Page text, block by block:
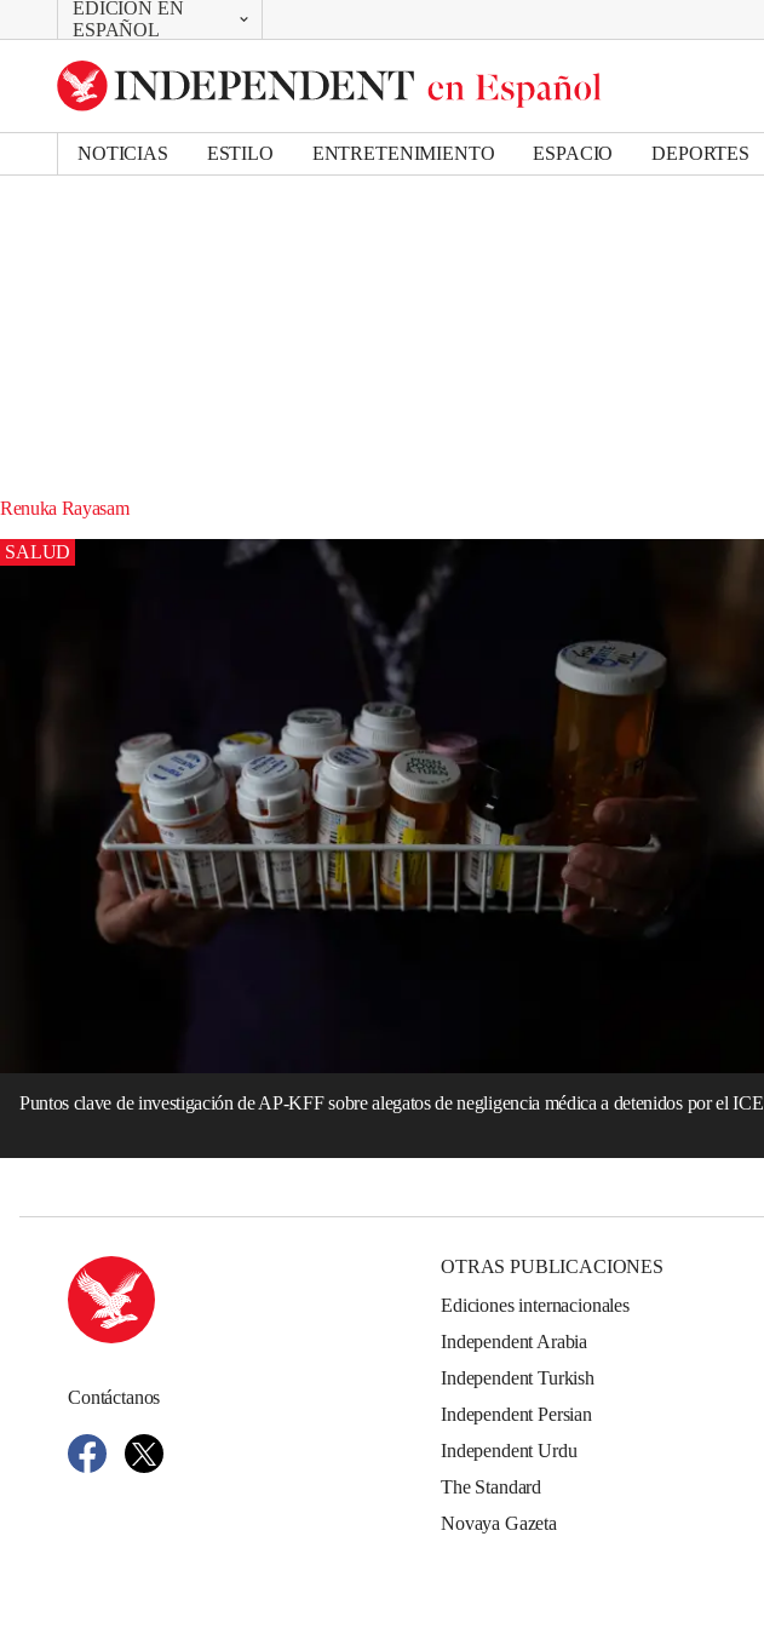
EDICIÓN EN
ESPAÑOL
CAMBIAR
UK Edition
US Edition
NOTICIAS ESTILO ENTRETENIMIENTO ESPACIO DEPORTES
Renuka Rayasam
SALUD
Puntos clave de investigación de AP-KFF sobre alegatos de negligencia médica a detenidos por el ICE
Contáctanos
OTRAS PUBLICACIONES
Ediciones internacionales
Independent Arabia
Independent Turkish
Independent Persian
Independent Urdu
The Standard
Novaya Gazeta